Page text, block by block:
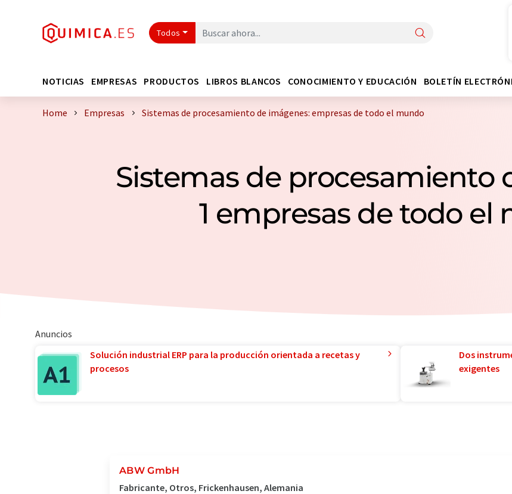
Todos
NOTICIAS EMPRESAS PRODUCTOS LIBROS BLANCOS CONOCIMIENTO Y EDUCACIÓN BOLETÍN
Home Empresas Sistemas de procesamiento de imágenes: empresas de todo el mundo
Sistemas de procesamiento
1 empresas de todo el
Anuncios
Solución industrial ERP para la producción orientada a recetas y
procesos
Dos
exigentes
ABW GmbH
Fabricante, Otros, Frickenhausen, Alemania